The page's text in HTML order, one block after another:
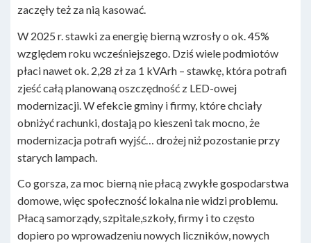
zaczęły też za nią kasować.
W 2025 r. stawki za energię bierną wzrosły o ok. 45%
względem roku wcześniejszego. Dziś wiele podmiotów
płaci nawet ok. 2,28 zł za 1 kVArh – stawkę, która potrafi
zjeść całą planowaną oszczędność z LED-owej
modernizacji. W efekcie gminy i firmy, które chciały
obniżyć rachunki, dostają po kieszeni tak mocno, że
modernizacja potrafi wyjść… drożej niż pozostanie przy
starych lampach.
Co gorsza, za moc bierną nie płacą zwykłe gospodarstwa
domowe, więc społeczność lokalna nie widzi problemu.
Płacą samorządy, szpitale,szkoły, firmy i to często
dopiero po wprowadzeniu nowych liczników, nowych